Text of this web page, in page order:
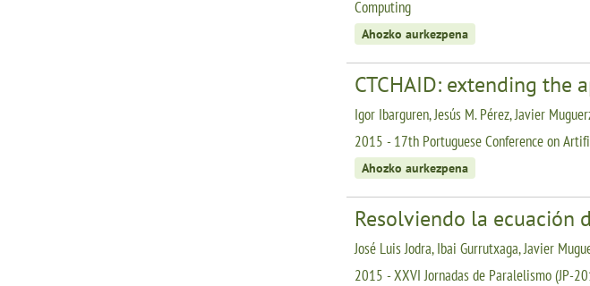
Computing
Ahozko aurkezpena
CTCHAID: extending
Igor Ibarguren, Jesús M. Pérez, Javier
2015 - 17th Portuguese Conference on
Ahozko aurkezpena
Resolviendo la ecuación
José Luis Jodra, Ibai Gurrutxaga, Javier
2015 - XXVI Jornadas de Paralelismo (JP-